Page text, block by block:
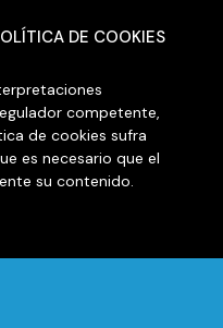
DE COOKIES
competente,
de cookies sufra
es necesario que el
su contenido.